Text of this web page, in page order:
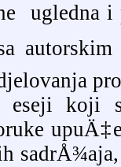
ugledna
autorskim
eseji koji